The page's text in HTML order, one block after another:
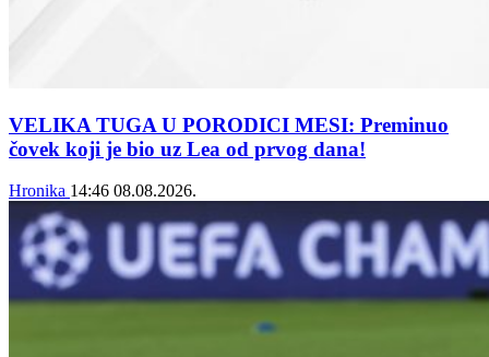
VELIKA TUGA U PORODICI MESI: Preminuo
čovek koji je bio uz Lea od prvog dana!
Hronika 14:46 08.08.2026.